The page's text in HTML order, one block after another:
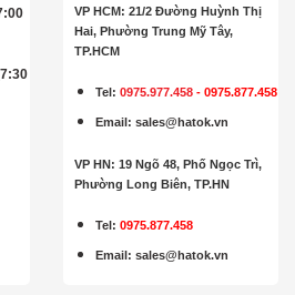
VP HCM: 21/2 Đường Huỳnh Thị
Hai, Phường Trung Mỹ Tây,
TP.HCM
Tel:0975.977.458 -0975.877.458
Email :sales@hatok.vn
VP HN: 19 Ngõ 48, Phố Ngọc Trì,
Phường Long Biên, TP.HN
Tel: 0975.877.458
Email:sales@hatok.vn